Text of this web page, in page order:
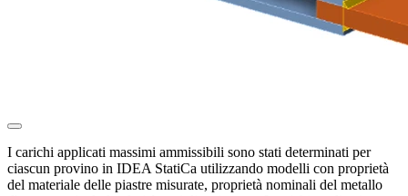
I carichi applicati massimi ammissibili sono stati determinati per
ciascun provino in IDEA StatiCa utilizzando modelli con proprietà
del materiale delle piastre misurate, proprietà nominali del metallo